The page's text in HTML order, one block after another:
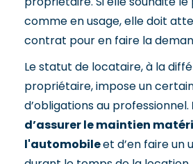
comme en usage, elle doit
contrat pour en faire la
Le statut de locataire, à la
propriétaire, impose un
d’obligations au professionnel.
d’assurer le maintien
l'automobileet d’en faire un